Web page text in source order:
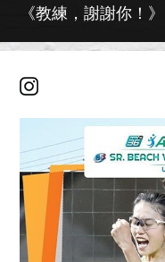
《教練，謝謝你！